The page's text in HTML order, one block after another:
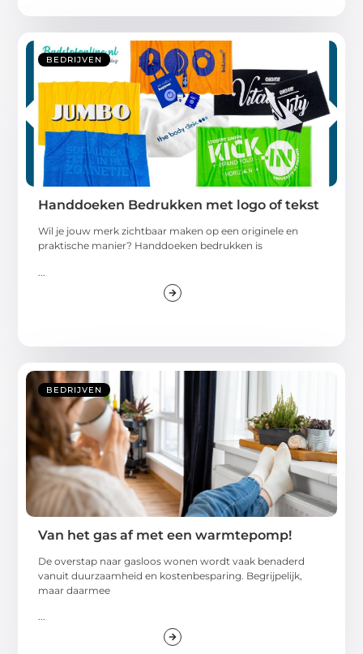
BEDRIJVEN
Handdoeken Bedrukken met logo of tekst
Wil je jouw merk zichtbaar maken op een originele en
praktische manier? Handdoeken bedrukken is
BEDRIJVEN
Van het gas af met een warmtepomp!
De overstap naar gasloos wonen wordt vaak benaderd
vanuit duurzaamheid en kostenbesparing. Begrijpelijk,
maar daarmee
...